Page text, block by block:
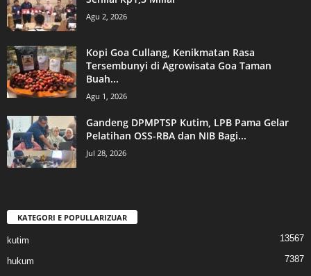
Agu 2, 2026
Kopi Goa Cullang, Kenikmatan Rasa
Tersembunyi di Agrowisata Goa Taman
Buah...
Agu 1, 2026
Gandeng DPMPTSP Kutim, LPB Pama Gelar
Pelatihan OSS-RBA dan NIB Bagi...
Jul 28, 2026
KATEGORI E POPULLARIZUAR
kutim 13567
hukum
7387